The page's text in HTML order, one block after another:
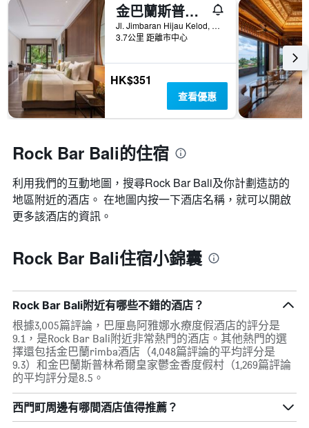
金巴蘭斯普林希爾皇家鬱金香度假村
Jl. Jimbaran Hijau Kelod, Badung,Idn50213, 南庫塔, 印尼
3.7公里 距離市中心
HK$351
查看優惠
Rock Bar Bali的住宿
利用我們的互動地圖，搜尋Rock Bar Bali​及你計劃造訪的
地區附近的酒店。 在地圖内按一下酒店名稱，就可以開啟
更多該酒店的資訊。
Rock Bar Bali住宿小錦囊
Rock Bar Bali附近有哪些不錯的酒店？
根據3,005篇評論，巴厘島阿雅娜水療度假酒店的評分是
9.1，是Rock Bar Bali附近非常熱門的酒店。其他熱門的選
擇還包括金巴蘭rimba酒店（4,048篇評論的平均評分是
9.3）和金巴蘭斯普林希爾皇家鬱金香度假村（1,269篇評論
的平均評分是8.5。
西門町周邊有哪間酒店值得推薦？